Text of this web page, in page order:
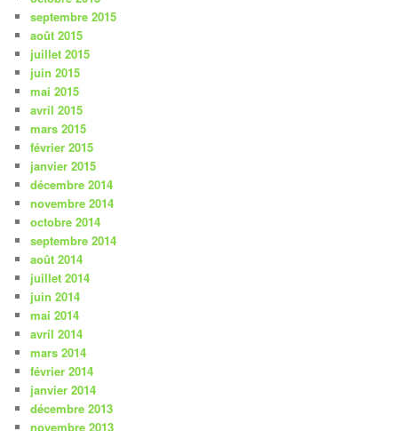
septembre 2015
août 2015
juillet 2015
juin 2015
mai 2015
avril 2015
mars 2015
février 2015
janvier 2015
décembre 2014
novembre 2014
octobre 2014
septembre 2014
août 2014
juillet 2014
juin 2014
mai 2014
avril 2014
mars 2014
février 2014
janvier 2014
décembre 2013
novembre 2013